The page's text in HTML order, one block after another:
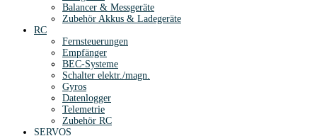
Balancer & Messgeräte
Zubehör Akkus & Ladegeräte
RC
Fernsteuerungen
Empfänger
BEC-Systeme
Schalter elektr./magn.
Gyros
Datenlogger
Telemetrie
Zubehör RC
SERVOS